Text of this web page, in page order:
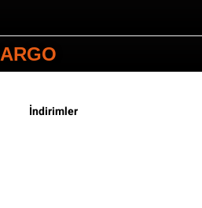
İndirimler